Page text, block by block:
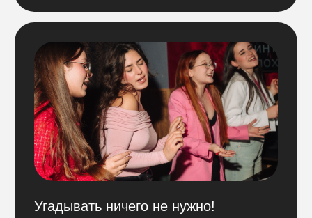
Обращаем внимание, что цена указана
сразу за весь стол. Цена фиксирована
и не меняется при уменьшении
количества участников за ним.
Бронь не возвращается в день игры,
но деньги можно сохранить и перенести
ВАЖНО
по 100% предоплате.
Оплатить можно по ссылке ниже,
выбрав нужный город и игровой день.